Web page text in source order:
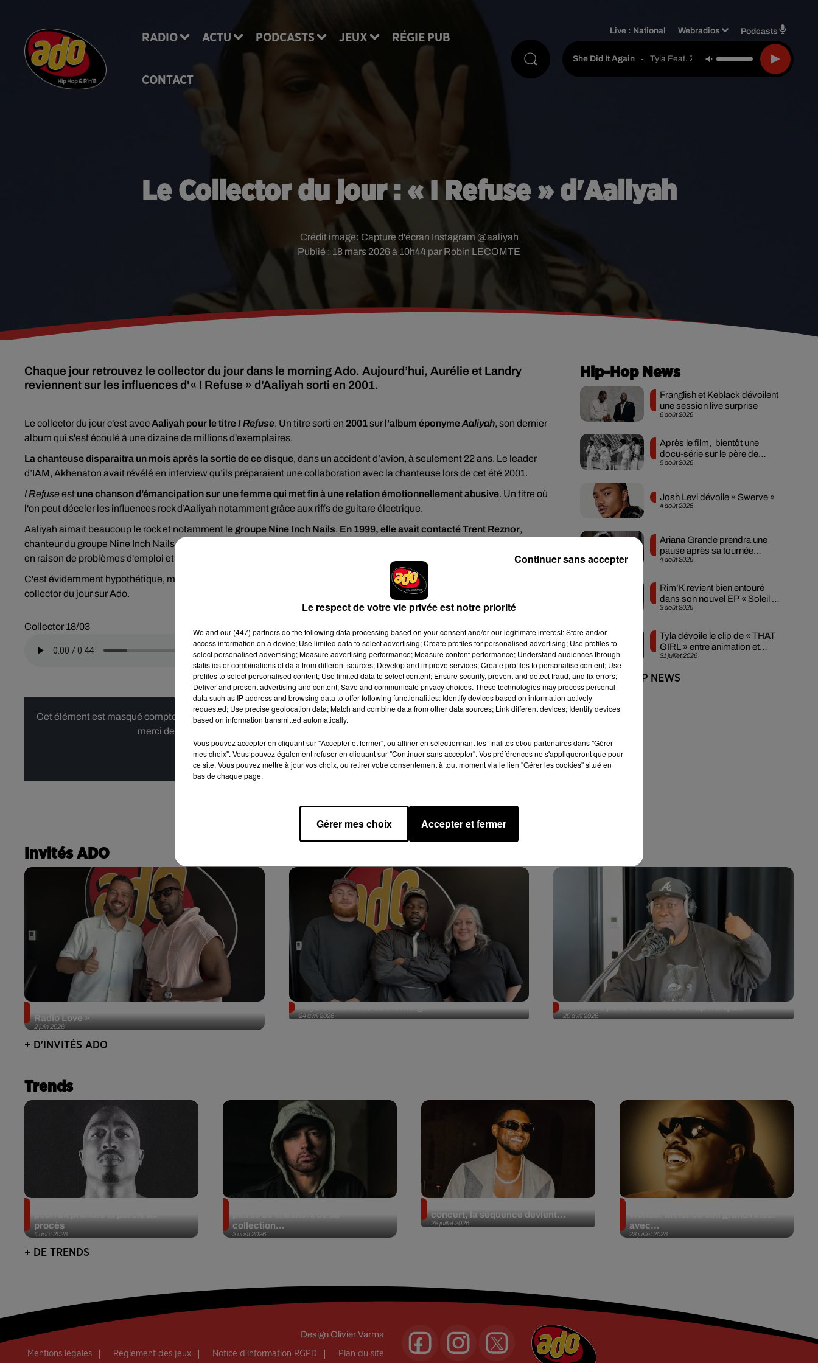
RADIO ACTU PODCASTS JEUX RÉGIE PUB
CONTACT
Live : National Webradios Podcasts
She Did It Again - Tyla Feat. Zara Larsson
Le Collector du jour : « I Refuse » d'Aaliyah
Publié : 18 mars 2026 à 10h44 par Robin LECOMTE
Crédit image: Capture d'écran Instagram @aaliyah
Chaque jour retrouvez le collector du jour dans le morning Ado. Aujourd’hui, Aurélie et Landry
reviennent sur les influences d'« I Refuse » d'Aaliyah sorti en 2001.
Le collector du jour c'est avecAaliyah pour le titreI Refuse. Un titre sorti en 2001sur l'album éponymeAaliyah, son dernier
album qui s'est écoulé à une dizaine de millions d'exemplaires.
La chanteuse disparaitra un mois après la sortie de ce disque, dans un accident d’avion, à seulement 22 ans. Le leader
d’IAM, Akhenaton avait révélé en interview qu’ils préparaient une collaboration avec la chanteuse lors de cet été 2001.
I Refuseest une chanson d’émancipation sur une femme qui met fin à une relation émotionnellement abusive. Un titre où
l'on peut déceler les influences rock d’Aaliyah notamment grâce aux riffs de guitare électrique.
Aaliyah aimait beaucoup le rock et notamment le groupe Nine Inch Nails. En 1999, elle avait contacté Trent Reznor,
chanteur du groupe Nine Inch Nails, pour qu'il compose un titre sur son album Aaliyah. Mais finalement, ça n'a pas pu se faire
en raison de problèmes d'emploi et du temps.
C'est évidemment hypothétique, mais peut-être que c'est ce rendez-vous manqué qui a donné naissance à
collector du jour sur Ado.
Collector 18/03
Cet élément est masqué compte-tenu du refus du dépôt de cookies que vous avez exprimé. Si vous souhaitez l'afficher,
merci de nous donner votre accord en cliquant sur le bouton ci-dessous.
Afficher l'élément
Hip-Hop News
6 août 2026
Franglish et Keblack dévoilent
une session live surprise
5 août 2026
Après le film, bientôt une
docu-série sur le père de
Michael Jackson
4 août 2026
Josh Levi dévoile « Swerve »
4 août 2026
Ariana Grande prendra une
pause après sa tournée
mondiale
3 août 2026
Rim’K revient bien entouré
dans son nouvel EP « Soleil de
minuit »
31 juillet 2026
Tyla dévoile le clip de « THAT
GIRL » entre animation et
sensualité
+ DE HIP-HOP NEWS
Invités ADO
2 juin 2026
Radio Love »
24 avril 2026 20 avril 2026
+ D'INVITÉS ADO
Trends
4 août 2026
procès
3 août 2026
collection...
28 juillet 2026
concert, la séquence devient...
28 juillet 2026
avec...
+ DE TRENDS
Design Olivier Varma
Mentions légales Règlement des jeux Notice d’information RGPD Plan du site
Le respect de votre vie privée est notre priorité
We and our (447) partnersdo the following data processing based on your consent and/or our legitimate interest: Store and/or
access information on a device; Use limited data to select advertising; Create profiles for personalised advertising; Use profiles to
select personalised advertising; Measure advertising performance; Measure content performance; Understand audiences through
statistics or combinations of data from different sources; Develop and improve services; Create profiles to personalise content; Use
profiles to select personalised content; Use limited data to select content; Ensure security, prevent and detect fraud, and fix errors;
Deliver and present advertising and content; Save and communicate privacy choices. These technologies may process personal
data such as IP address and browsing data to offer following functionalities: Identify devices based on information actively
requested; Use precise geolocation data; Match and combine data from other data sources; Link different devices; Identify devices
based on information transmitted automatically.
Vous pouvez accepter en cliquant sur "Accepter et fermer", ou affiner en sélectionnant les finalités et/ou partenaires dans "Gérer
mes choix". Vous pouvez également refuser en cliquant sur "Continuer sans accepter". Vos préférences ne s'appliqueront que pour
ce site. Vous pouvez mettre à jour vos choix, ou retirer votre consentement à tout moment via le lien "Gérer les cookies" situé en
bas de chaque page.
Gérer mes choix Accepter et fermer
Continuer sans accepter